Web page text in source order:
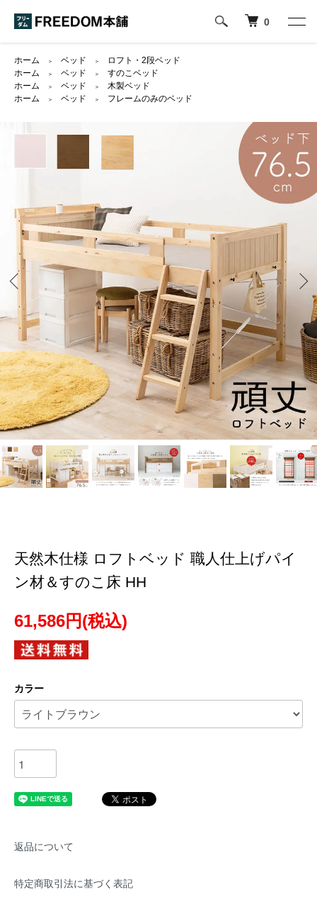
0
ホーム ＞ ベッド ＞
ロフト・2段ベッド
ホーム
＞ ベッド ＞
すのこベッド
ホーム
＞ ベッド ＞
木製ベッド
ホーム
＞ ベッド ＞ フレームのみのベッド
天然木仕様 ロフトベッド 職人仕上げパイ
ン材＆すのこ床 HH
61,586円(税込)
カラー
返品について
特定商取引法に基づく表記